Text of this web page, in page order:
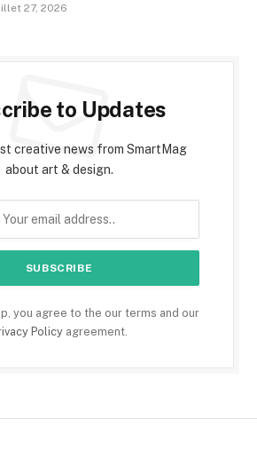
27, 2026
to Updates
creative news from SmartMag
about art & design.
you agree to the our terms and our
Policyagreement.